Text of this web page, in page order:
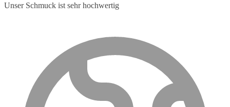
Unser Schmuck ist sehr hochwertig